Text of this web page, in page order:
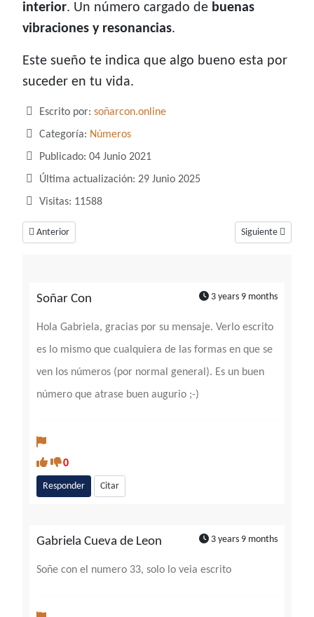
interior. Un número cargado de buenas
vibraciones y resonancias.
Este sueño te indica que algo bueno esta por
suceder en tu vida.
Detalles
Escrito por: soñarcon.online
Categoría: Números
Publicado: 04 Junio 2021
Última actualización: 29 Junio 2025
Visitas: 11588
Artículo anterior: Soñar con el número 32, un número que habla mucho
Anterior Artículo
Siguiente
Soñar Con 3 years 9 months
Hola Gabriela, gracias por su mensaje. Verlo escrito
es lo mismo que cualquiera de las formas en que se
ven los números (por normal general). Es un buen
número que atrase buen augurio ;-)
0
Responder Citar
Gabriela Cueva de Leon 3 years 9 months
Soñe con el numero 33, solo lo veia escrito